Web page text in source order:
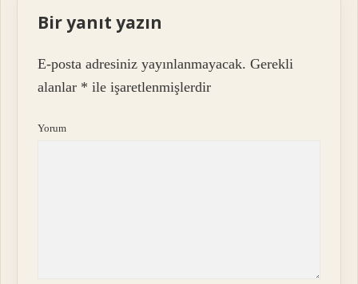
Bir yanıt yazın
E-posta adresiniz yayınlanmayacak. Gerekli
alanlar * ile işaretlenmişlerdir
Yorum